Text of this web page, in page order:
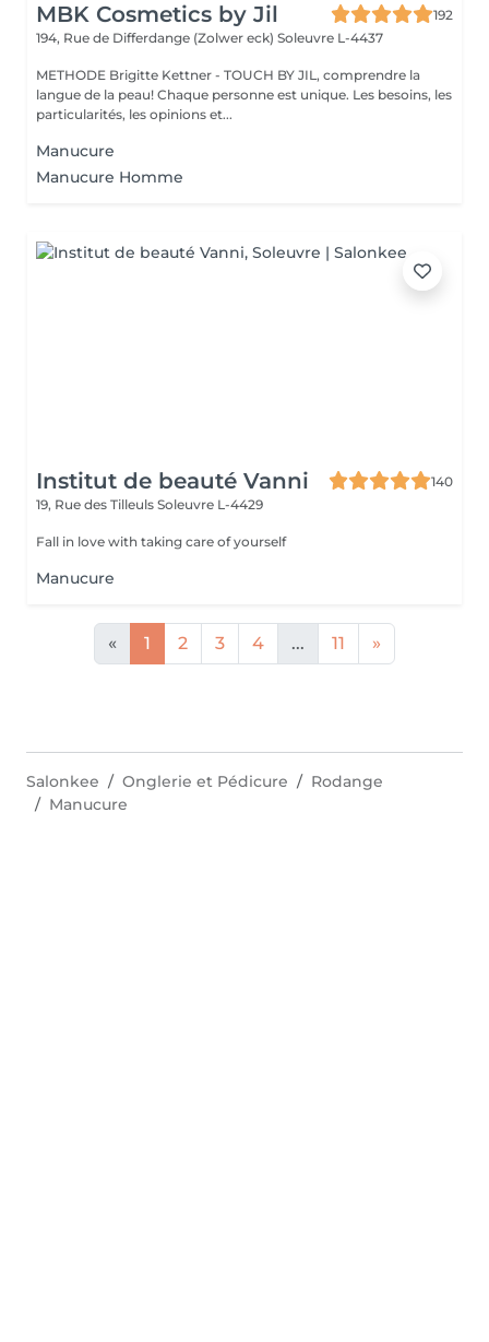
MBK Cosmetics by Jil
192
194, Rue de Differdange (Zolwer eck) Soleuvre L-4437
METHODE Brigitte Kettner - TOUCH BY JIL, comprendre la
langue de la peau! Chaque personne est unique. Les besoins, les
particularités, les opinions et...
Manucure
Manucure Homme
Institut de beauté Vanni
140
19, Rue des Tilleuls Soleuvre L-4429
Fall in love with taking care of yourself
Manucure
« 1 2 3 4 ... 11 »
Salonkee Onglerie et Pédicure
Rodange
Manucure